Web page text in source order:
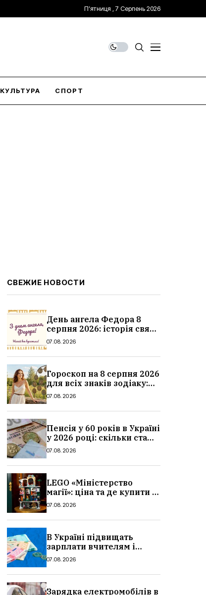
П’ятниця , 7 Серпень 2026
КУЛЬТУРА СПОРТ
СВЕЖИЕ НОВОСТИ
День ангела Федора 8
серпня 2026: історія свята,
значення імені,
прозі
07.08.2026
Гороскоп на 8 серпня 2026
для всіх знаків зодіаку:
кохання, гроші та справи
07.08.2026
Пенсія у 60 років в Україні
у 2026 році: скільки стажу
потрібно, умови, кому
07.08.2026
LEGO «Міністерство
магії»: ціна та де купити в
Україні
07.08.2026
В Україні підвищать
зарплати вчителям і
стипендії студентам з 1
суми, розмір
07.08.2026
Зарядка електромобілів в